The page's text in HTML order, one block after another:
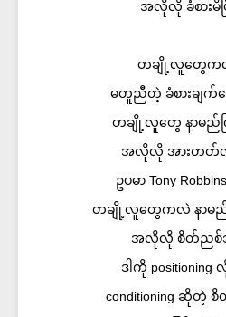
အလိုလို ခံစားမိပ
တချို့လူတွေ
မတူညီတဲ့ ခံစားချက်
တချို့လူတွေ နာမည်
အလိုလို အားတတ်လ
ဥပမာ Tony
တချို့လူတွေကလဲ နာမည်
အလိုလို စိတ်ညစ်သွ
ဒါကို positioning
conditioning ဆိုတဲ့